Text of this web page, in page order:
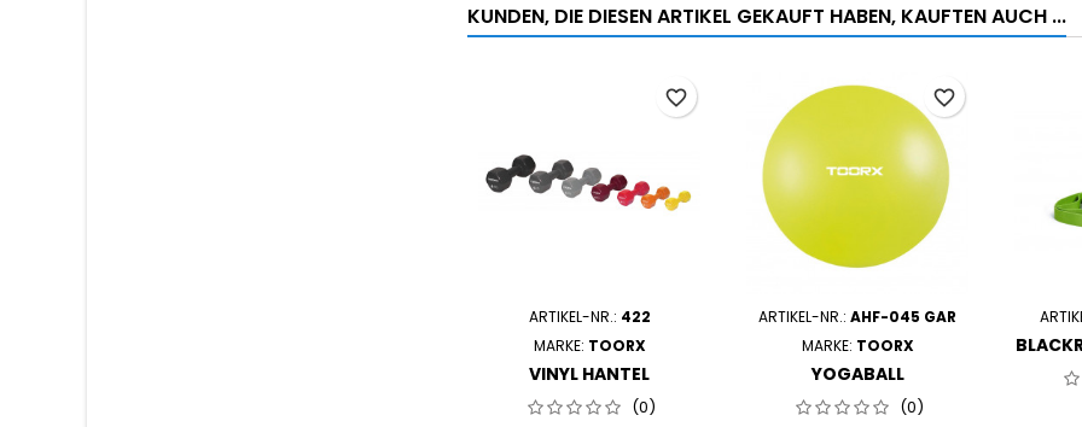
KUNDEN, DIE DIESEN ARTIKEL GEKAUFT HABEN, KAUFTEN AUCH ...
ARTIKEL-NR.: 422
MARKE: TOORX
VINYL HANTEL
(0)
favorite_border
ARTIKEL-NR.: AHF-045 GAR
MARKE: TOORX
YOGABALL
(0)
favorite_border